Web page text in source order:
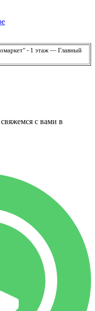
- 1 этаж— Главный
с вами в